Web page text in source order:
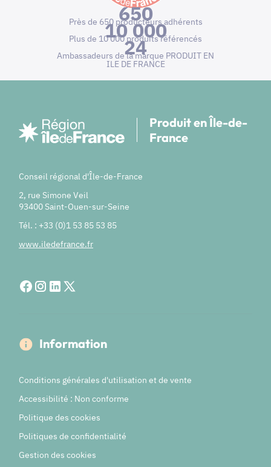
650
Près de 650 producteurs adhérents
10 000
Plus de 10 000 produits référencés
24
Ambassadeurs de la marque PRODUIT EN
ILE DE FRANCE
Produit en Île-de-
France
Conseil régional d'Île-de-France
2, rue Simone Veil
93400 Saint-Ouen-sur-Seine
Tél. : +33 (0)1 53 85 53 85
www.iledefrance.fr
Information
Conditions générales d'utilisation et de vente
Accessibilité : Non conforme
Politique des cookies
Politiques de confidentialité
Gestion des cookies